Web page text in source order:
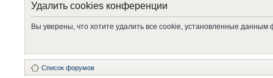
Удалить cookies конференции
Вы уверены, что хотите удалить все cookie, установленные
Список форумов